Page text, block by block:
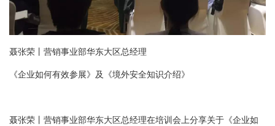
聂张荣丨营销事业部华东大区总经理
《企业如何有效参展》及《境外安全知识介绍》
聂张荣丨营销事业部华东大区总经理在培训会上分享关于《企业如